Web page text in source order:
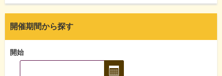
開催期間から探す
開始